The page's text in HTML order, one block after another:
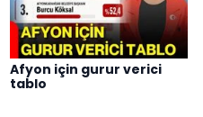
Afyon için gurur verici
tablo